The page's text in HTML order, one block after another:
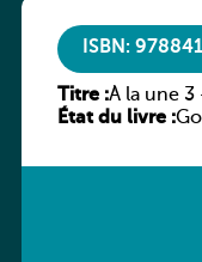
ISBN:
Titre :À la une 3
hybride
État du livre :